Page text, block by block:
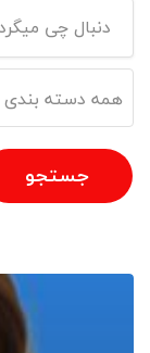
جستجو